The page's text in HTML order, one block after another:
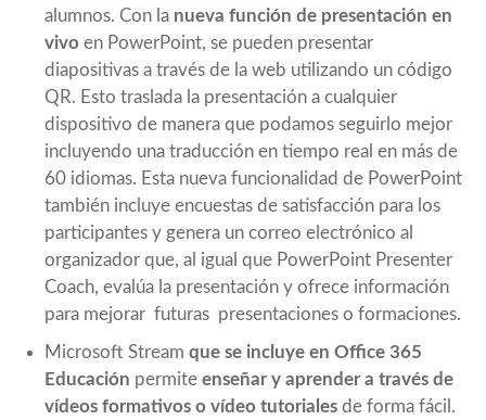
alumnos. Con la nueva función de presentación en
vivo en PowerPoint, se pueden presentar
diapositivas a través de la web utilizando un código
QR. Esto traslada la presentación a cualquier
dispositivo de manera que podamos seguirlo mejor
incluyendo una traducción en tiempo real en más de
60 idiomas. Esta nueva funcionalidad de PowerPoint
también incluye encuestas de satisfacción para los
participantes y genera un correo electrónico al
organizador que, al igual que PowerPoint Presenter
Coach, evalúa la presentación y ofrece información
para mejorar futuras presentaciones o formaciones.
Microsoft Stream que se incluye en Office 365
Educación permite enseñar y aprender a través de
vídeos formativos o vídeo tutoriales de forma fácil.